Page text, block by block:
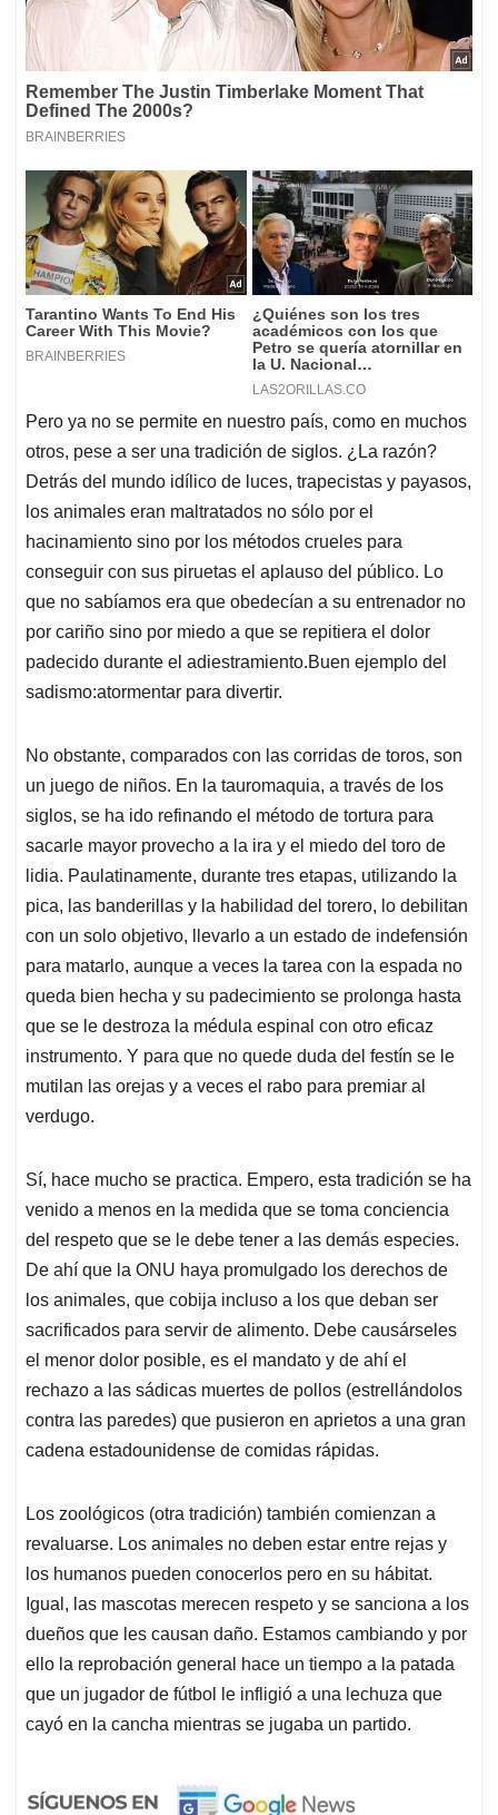
Pero ya no se permite en nuestro país, como en muchos
otros, pese a ser una tradición de siglos. ¿La razón?
Detrás del mundo idílico de luces, trapecistas y payasos,
los animales eran maltratados no sólo por el
hacinamiento sino por los métodos crueles para
conseguir con sus piruetas el aplauso del público. Lo
que no sabíamos era que obedecían a su entrenador no
por cariño sino por miedo a que se repitiera el dolor
padecido durante el adiestramiento.Buen ejemplo del
sadismo:atormentar para divertir.
No obstante, comparados con las corridas de toros, son
un juego de niños. En la tauromaquia, a través de los
siglos, se ha ido refinando el método de tortura para
sacarle mayor provecho a la ira y el miedo del toro de
lidia. Paulatinamente, durante tres etapas, utilizando la
pica, las banderillas y la habilidad del torero, lo debilitan
con un solo objetivo, llevarlo a un estado de indefensión
para matarlo, aunque a veces la tarea con la espada no
queda bien hecha y su padecimiento se prolonga hasta
que se le destroza la médula espinal con otro eficaz
instrumento. Y para que no quede duda del festín se le
mutilan las orejas y a veces el rabo para premiar al
verdugo.
Sí, hace mucho se practica. Empero, esta tradición se ha
venido a menos en la medida que se toma conciencia
del respeto que se le debe tener a las demás especies.
De ahí que la ONU haya promulgado los derechos de
los animales, que cobija incluso a los que deban ser
sacrificados para servir de alimento. Debe causárseles
el menor dolor posible, es el mandato y de ahí el
rechazo a las sádicas muertes de pollos (estrellándolos
contra las paredes) que pusieron en aprietos a una gran
cadena estadounidense de comidas rápidas.
Los zoológicos (otra tradición) también comienzan a
revaluarse. Los animales no deben estar entre rejas y
los humanos pueden conocerlos pero en su hábitat.
Igual, las mascotas merecen respeto y se sanciona a los
dueños que les causan daño. Estamos cambiando y por
ello la reprobación general hace un tiempo a la patada
que un jugador de fútbol le infligió a una lechuza que
cayó en la cancha mientras se jugaba un partido.